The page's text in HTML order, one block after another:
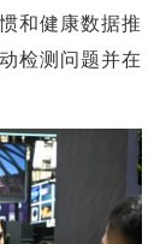
和健康数据推
检测问题并在